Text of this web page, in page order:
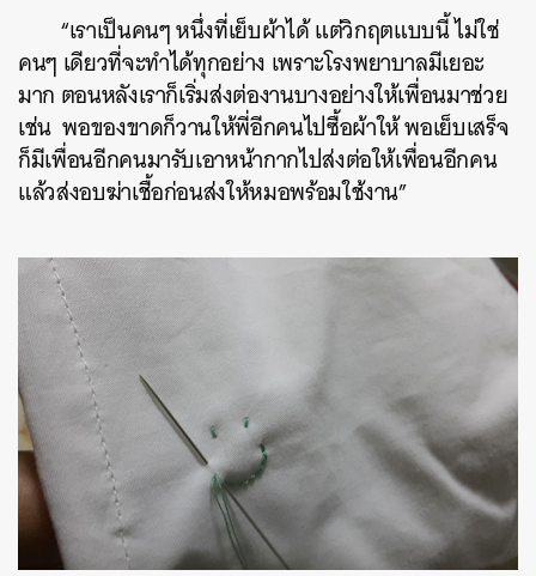
“เราเป็นคนๆหนึ่งที่เย็บผ้าได้แต่วิกฤตแบบนี้ไม่ใช่
คนๆ เดียวที่จะทำได้ทุกอย่าง เพราะโรงพยาบาลมีเยอะ
มาก ตอนหลังเราก็เริ่มส่งต่องานบางอย่างให้เพื่อนมาช่วย
เช่น พอของขาดก็วานให้พี่อีกคนไปซื้อผ้าให้พอเย็บเสร็จ
ก็มีเพื่อนอีกคนมารับเอาหน้ากากไปส่งต่อให้เพื่อนอีกคน
แล้วส่งอบฆ่าเชื้อก่อนส่งให้หมอพร้อมใช้งาน”